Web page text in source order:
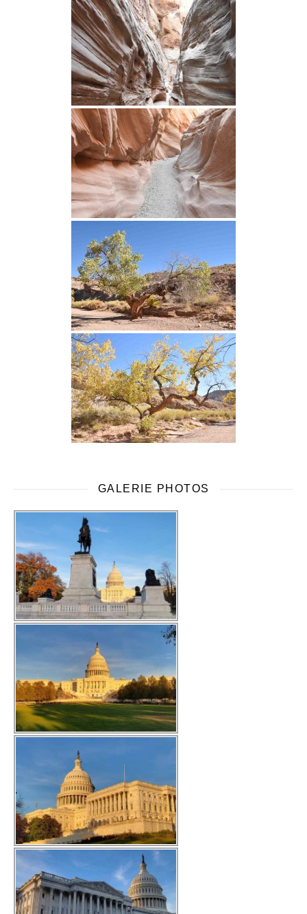
GALERIE PHOTOS